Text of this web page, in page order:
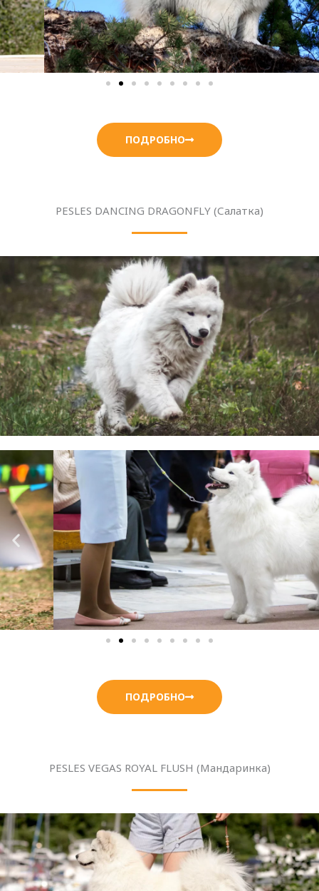
ПОДРОБНО
PESLES DANCING DRAGONFLY (Салатка)
ПОДРОБНО
PESLES VEGAS ROYAL FLUSH (Мандаринка)